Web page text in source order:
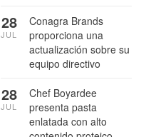
Conagra Brands
proporciona una
actualización sobre su
equipo directivo
28
JUL
Chef Boyardee
presenta pasta
enlatada con alto
28
JUL